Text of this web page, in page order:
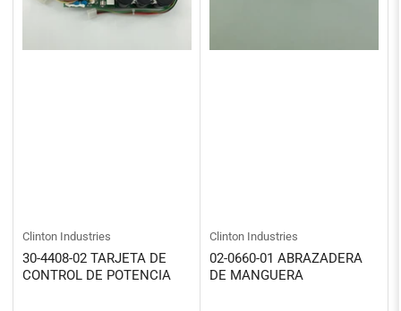
Clinton Industries
30-4408-02 TARJETA DE
CONTROL DE POTENCIA
Clinton Industries
02-0660-01 ABRAZADERA
DE MANGUERA